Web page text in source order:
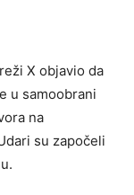
X objavio da
u samoobrani
na
su započeli